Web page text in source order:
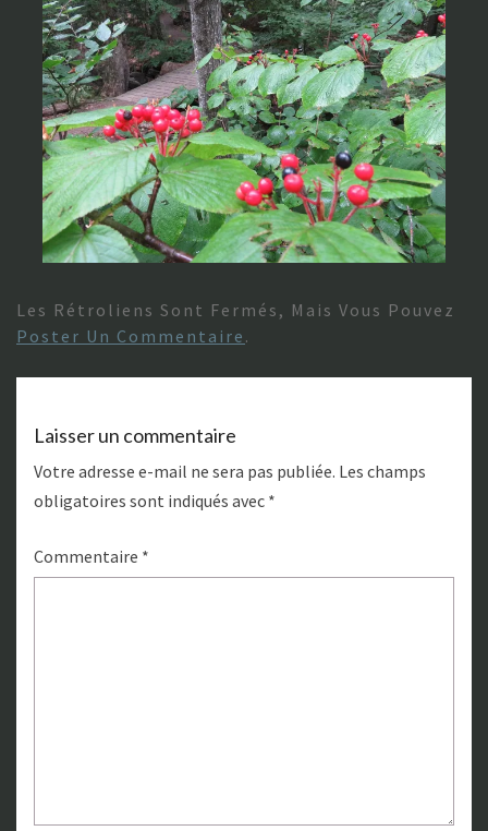
Les Rétroliens Sont Fermés, Mais Vous Pouvez
Poster Un Commentaire .
Laisser un commentaire
Votre adresse e-mail ne sera pas publiée. Les champs
obligatoires sont indiqués avec *
Commentaire *